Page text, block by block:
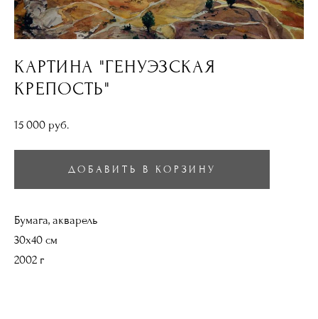
КАРТИНА "ГЕНУЭЗСКАЯ
КРЕПОСТЬ"
15 000 pуб.
ДОБАВИТЬ В КОРЗИНУ
Бумага, акварель
30х40 см
2002 г